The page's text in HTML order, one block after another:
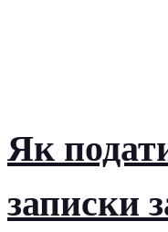
Як
записки